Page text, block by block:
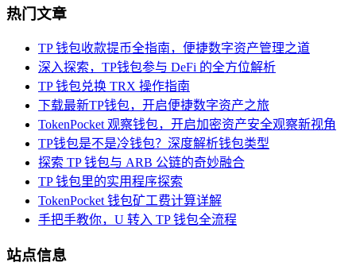
热门文章
TP 钱包收款提币全指南，便捷数字资产管理之道
深入探索，TP钱包参与 DeFi 的全方位解析
TP 钱包兑换 TRX 操作指南
下载最新TP钱包，开启便捷数字资产之旅
TokenPocket 观察钱包，开启加密资产安全观察新视角
TP钱包是不是冷钱包？深度解析钱包类型
探索 TP 钱包与 ARB 公链的奇妙融合
TP 钱包里的实用程序探索
TokenPocket 钱包矿工费计算详解
手把手教你，U 转入 TP 钱包全流程
站点信息